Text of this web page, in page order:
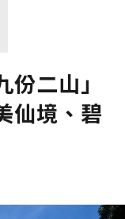
二山」
仙境、碧